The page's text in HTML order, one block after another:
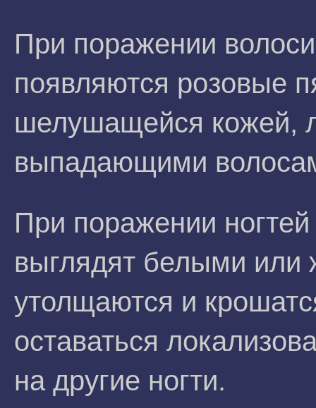
При поражении
появляются розовые
шелушащейся кожей,
выпадающими
При поражении
выглядят белыми или
утолщаются и
оставаться
на другие ногти.